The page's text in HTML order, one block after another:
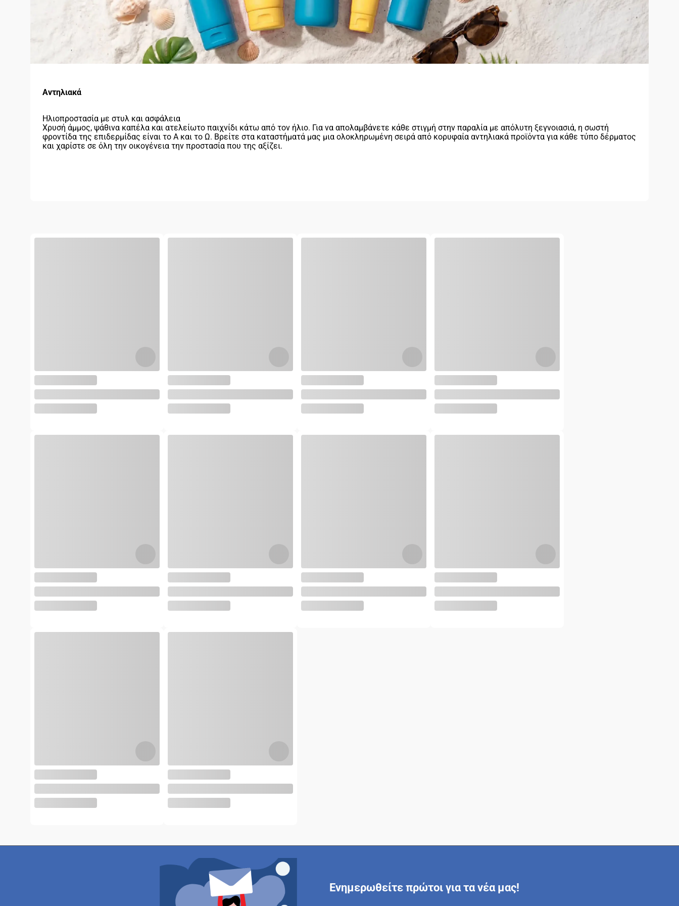
Αντηλιακά
Ηλιοπροστασία με στυλ και ασφάλεια
Χρυσή άμμος, ψάθινα καπέλα και ατελείωτο παιχνίδι κάτω από τον ήλιο. Για να απολαμβάνετε κάθε στιγμή στην παραλία με απόλυτη ξεγνοιασιά, η σωστή
φροντίδα της επιδερμίδας είναι το Α και το Ω. Βρείτε στα καταστήματά μας μια ολοκληρωμένη σειρά από κορυφαία αντηλιακά προϊόντα για κάθε τύπο δέρματος
και χαρίστε σε όλη την οικογένεια την προστασία που της αξίζει.
Ενημερωθείτε πρώτοι για τα νέα μας!